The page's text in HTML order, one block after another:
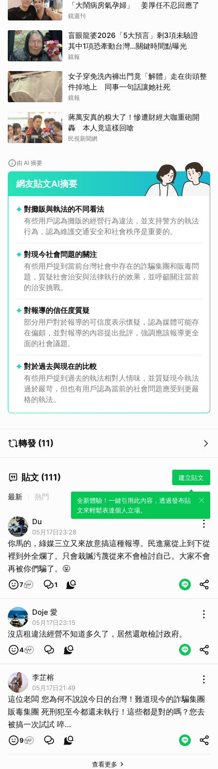
「大鬧病房氣孕婦」 姜厚任不忍回應了
鏡週刊
盲眼龍婆2026「5大預言」剩3項未驗證
其中1項恐牽動台灣...關鍵時間點曝光
鏡報
女子穿免洗內褲出門竟「解體」走在街頭整
件掉地上 同事一句話讓她社死
鏡報
蔣萬安真的糗大了！慘遭財經大咖重砲開
轟 本人竟這樣回嗆
民視新聞網
由 AI 摘要
網友貼文AI摘要
對攤販與執法的不同看法
有些用戶認為攤販的經營行為違法，並支持警方的執法
行為，認為維護交通安全和社會秩序是重要的。
對現今社會問題的關注
有些用戶提到當前台灣社會中存在的詐騙集團和販毒問
題，質疑社會治安與法律執行的效果，並呼籲關注當前
的治安挑戰。
對報導的信任度質疑
部分用戶對於報導的可信度表示懷疑，認為媒體可能存
在偏頗，並對報導的內容提出批評，強調應該報導更全
面的社會議題。
對於過去與現在的比較
有些用戶提到過去的執法相對人情味，並質疑現今執法
過於嚴苛，但也有用戶認為當前的社會問題應受到更嚴
格的執法。
轉發 (11)
貼文 (111) 建立貼文
全新體驗！一鍵引用此內容，透過發布貼
文來輕鬆表達個人立場。
最新 熱門
Du
05月17日23:28
你馬的，綠媒三立又來故意搞這種報導。民進黨從上到下從
裡到外全爛了。只會栽贓汚蔑從來不會檢討自己。大家不會
再被你們騙了。🤬
7 1
Doje 愛
05月17日23:15
沒店租違法經營不知道多久了，居然還敢檢討政府。
4
李芷榕
05月17日21:49
這位老闆 您為何不說說今日的台灣！難道現今的詐騙集團
販毒集團 死刑犯至今都還未執行！這些都是對的嗎？您去
被搞一次試試 啐…
9
查看更多